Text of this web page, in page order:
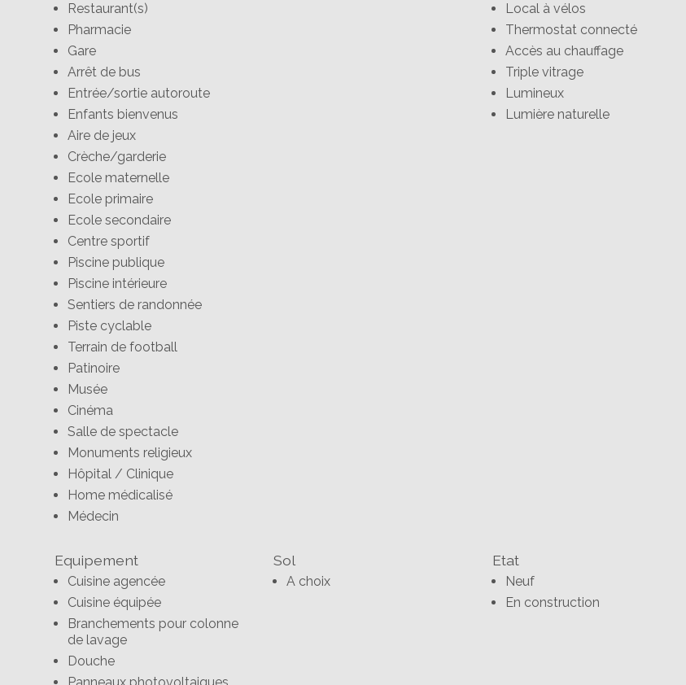
Restaurant(s)
Pharmacie
Gare
Arrêt de bus
Entrée/sortie autoroute
Enfants bienvenus
Aire de jeux
Crèche/garderie
Ecole maternelle
Ecole primaire
Ecole secondaire
Centre sportif
Piscine publique
Piscine intérieure
Sentiers de randonnée
Piste cyclable
Terrain de football
Patinoire
Musée
Cinéma
Salle de spectacle
Monuments religieux
Hôpital / Clinique
Home médicalisé
Médecin
Local à vélos
Thermostat connecté
Accès au chauffage
Triple vitrage
Lumineux
Lumière naturelle
Equipement
Cuisine agencée
Cuisine équipée
Branchements pour colonne
de lavage
Douche
Sol
A choix
Etat
Neuf
En construction